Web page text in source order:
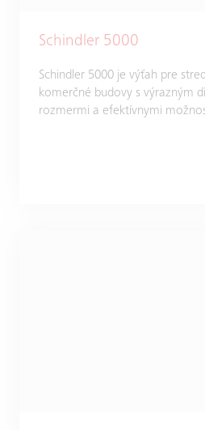
Schindler 5000
Schindler 5000 je výťah pre
komerčné budovy s výrazným
rozmermi a efektívnymi